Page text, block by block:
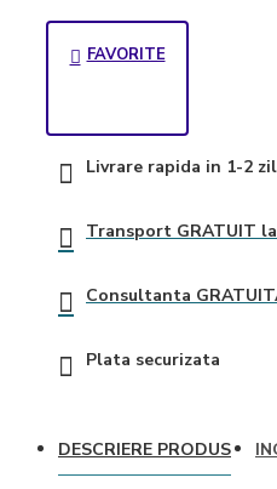
Slăbire și dietă
Arzatoare de
Controlul apetitului
Inlocuitori de
Creatina
Intra-Workout
Nitric)
Proteine
FAVORITE
Livrare rapida in 1-2
Transport GRATUIT
Consultanta
Plata securizata
DESCRIERE PRODUS